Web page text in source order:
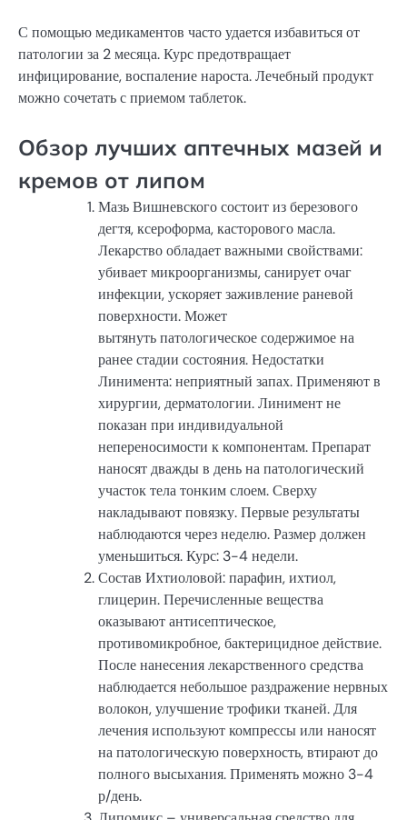
С помощью медикаментов часто удается избавиться от
патологии за 2 месяца. Курс предотвращает
инфицирование, воспаление нароста. Лечебный продукт
можно сочетать с приемом таблеток.
Обзор лучших аптечных мазей и
кремов от липом
Мазь Вишневского состоит из березового
дегтя, ксероформа, касторового масла.
Лекарство обладает важными свойствами:
убивает микроорганизмы, санирует очаг
инфекции, ускоряет заживление раневой
поверхности. Может
вытянуть патологическое содержимое на
ранее стадии состояния. Недостатки
Линимента: неприятный запах. Применяют в
хирургии, дерматологии. Линимент не
показан при индивидуальной
непереносимости к компонентам. Препарат
наносят дважды в день на патологический
участок тела тонким слоем. Сверху
накладывают повязку. Первые результаты
наблюдаются через неделю. Размер должен
уменьшиться. Курс: 3-4 недели.
Состав Ихтиоловой: парафин, ихтиол,
глицерин. Перечисленные вещества
оказывают антисептическое,
противомикробное, бактерицидное действие.
После нанесения лекарственного средства
наблюдается небольшое раздражение нервных
волокон, улучшение трофики тканей. Для
лечения используют компрессы или наносят
на патологическую поверхность, втирают до
полного высыхания. Применять можно 3-4
р/день.